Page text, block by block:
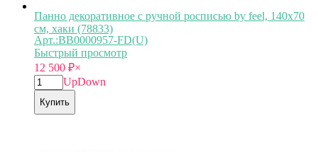
Панно декоративное с ручной росписью by feel, 140х70
см, хаки (78833)
Арт.:BB0000957-FD(U)
Быстрый просмотр
12 500 ₽×
UpDown
Купить